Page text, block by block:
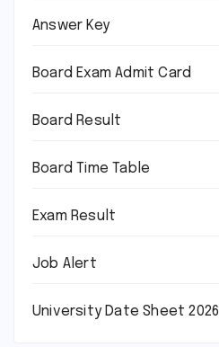
Answer Key
Board Exam Admit Card
Board Result
Board Time Table
Exam Result
Job Alert
University Date Sheet 2026